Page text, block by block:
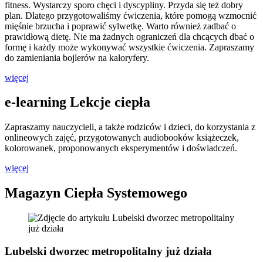
fitness. Wystarczy sporo chęci i dyscypliny. Przyda się też dobry
plan. Dlatego przygotowaliśmy ćwiczenia, które pomogą wzmocnić
mięśnie brzucha i poprawić sylwetkę. Warto również zadbać o
prawidłową dietę. Nie ma żadnych ograniczeń dla chcących dbać o
formę i każdy może wykonywać wszystkie ćwiczenia. Zapraszamy
do zamieniania bojlerów na kaloryfery.
więcej
e-learning Lekcje ciepła
Zapraszamy nauczycieli, a także rodziców i dzieci, do korzystania z
onlineowych zajęć, przygotowanych audiobooków książeczek,
kolorowanek, proponowanych eksperymentów i doświadczeń.
więcej
Magazyn Ciepła Systemowego
Lubelski dworzec metropolitalny już działa